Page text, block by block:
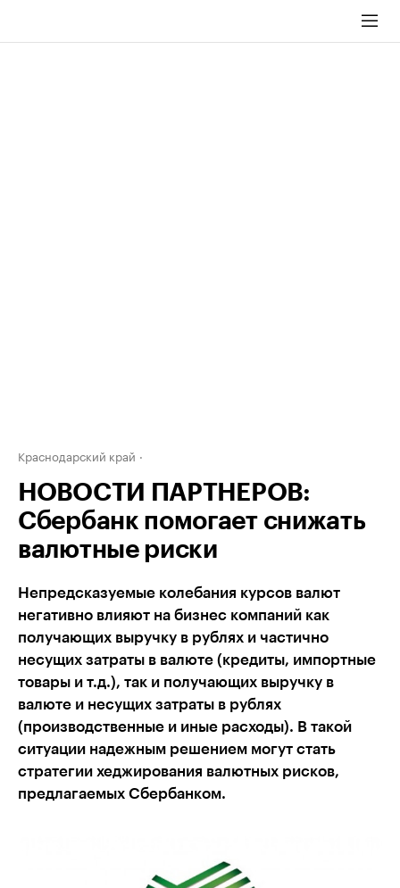
Краснодарский край
НОВОСТИ ПАРТНЕРОВ:
Сбербанк помогает снижать
валютные риски
Непредсказуемые колебания курсов валют
негативно влияют на бизнес компаний как
получающих выручку в рублях и частично
несущих затраты в валюте (кредиты, импортные
товары и т.д.), так и получающих выручку в
валюте и несущих затраты в рублях
(производственные и иные расходы). В такой
ситуации надежным решением могут стать
стратегии хеджирования валютных рисков,
предлагаемых Сбербанком.